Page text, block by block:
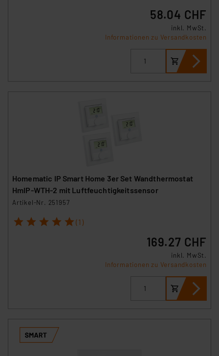
58.04 CHF
inkl. MwSt.
Informationen zu Versandkosten
Homematic IP Smart Home 3er Set Wandthermostat
HmIP-WTH-2 mit Luftfeuchtigkeitssensor
Artikel-Nr. 251957
1 2 3 4 5 (1)
169.27 CHF
inkl. MwSt.
Informationen zu Versandkosten